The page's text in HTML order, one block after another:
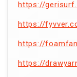
https://
https://
https://
https://